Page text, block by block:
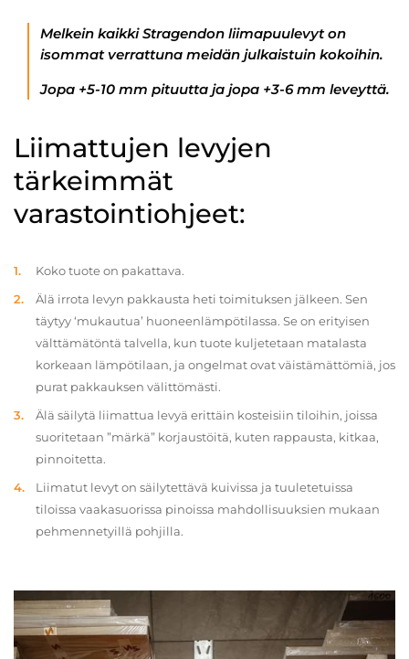
Melkein kaikki Stragendon liimapuulevyt on
isommat verrattuna meidän julkaistuin kokoihin.
Jopa +5-10 mm pituutta ja jopa +3-6 mm leveyttä.
Liimattujen levyjen
tärkeimmät
varastointiohjeet:
Koko tuote on pakattava.
Älä irrota levyn pakkausta heti toimituksen jälkeen. Sen
täytyy ‘mukautua’ huoneenlämpötilassa. Se on erityisen
välttämätöntä talvella, kun tuote kuljetetaan matalasta
korkeaan lämpötilaan, ja ongelmat ovat väistämättömiä, jos
purat pakkauksen välittömästi.
Älä säilytä liimattua levyä erittäin kosteisiin tiloihin, joissa
suoritetaan ”märkä” korjaustöitä, kuten rappausta, kitkaa,
pinnoitetta.
Liimatut levyt on säilytettävä kuivissa ja tuuletetuissa
tiloissa vaakasuorissa pinoissa mahdollisuuksien mukaan
pehmennetyillä pohjilla.